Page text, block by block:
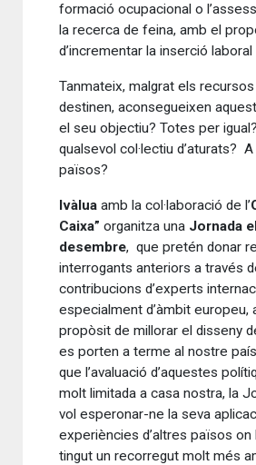
formació ocupacional o
la recerca de feina, amb el
d’incrementar la inserció
Tanmateix, malgrat els recursos
destinen, aconsegueixen
el seu objectiu? Totes per
qualsevol col·lectiu d’aturats?
països?
Ivàlua amb la col·laboració de l’
Caixa” organitza una Jornada
desembre, que pretén donar
interrogants anteriors a través
contribucions d’experts
especialment d’àmbit europeu,
propòsit de millorar el disseny
es porten a terme al nostre
que l’avaluació d’aquestes
molt limitada a casa nostra, la
vol esperonar-ne la seva
experiències d’altres països on
tingut un recorregut molt més